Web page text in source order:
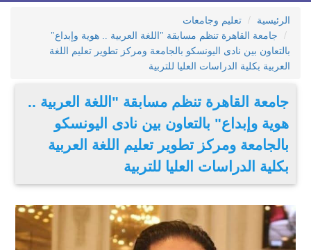
الرئيسية
تعليم وجامعات
جامعة القاهرة تنظم مسابقة "اللغة العربية .. هوية وإبداع"
بالتعاون بين نادى اليونسكو بالجامعة ومركز تطوير تعليم اللغة
العربية بكلية الدراسات العليا للتربية
جامعة القاهرة تنظم مسابقة "اللغة العربية ..
هوية وإبداع" بالتعاون بين نادى اليونسكو
بالجامعة ومركز تطوير تعليم اللغة العربية
بكلية الدراسات العليا للتربية